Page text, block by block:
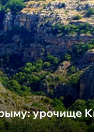
урочище